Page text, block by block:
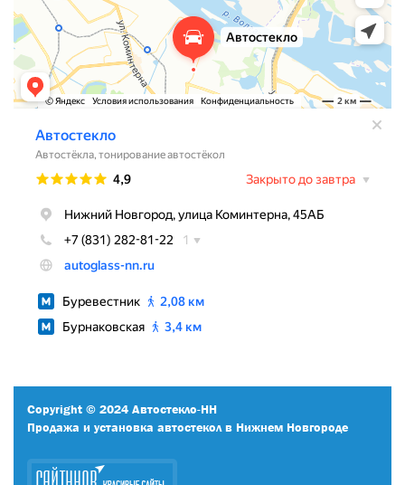
Copyright © 2024 Автостекло-НН
Продажа и установка автостекол в Нижнем Новгороде